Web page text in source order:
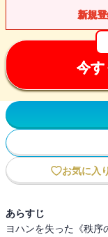
新規
今す
お気に入り
あらすじ
ヨハンを失った《秩序